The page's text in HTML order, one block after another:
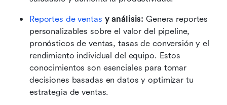
Reportes de ventas y análisis: Genera reportes
personalizables sobre el valor del pipeline,
pronósticos de ventas, tasas de conversión y el
rendimiento individual del equipo. Estos
conocimientos son esenciales para tomar
decisiones basadas en datos y optimizar tu
estrategia de ventas.